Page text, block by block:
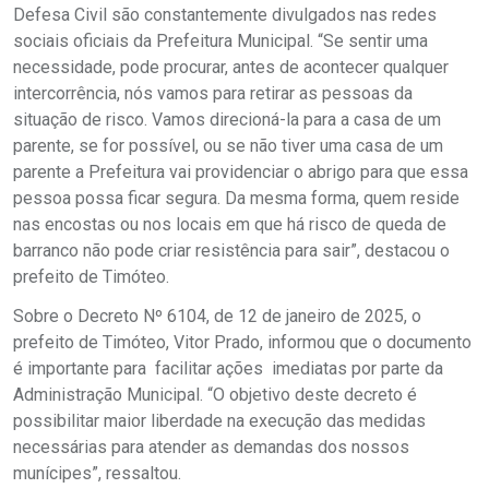
Defesa Civil são constantemente divulgados nas redes
sociais oficiais da Prefeitura Municipal. “Se sentir uma
necessidade, pode procurar, antes de acontecer qualquer
intercorrência, nós vamos para retirar as pessoas da
situação de risco. Vamos direcioná-la para a casa de um
parente, se for possível, ou se não tiver uma casa de um
parente a Prefeitura vai providenciar o abrigo para que essa
pessoa possa ficar segura. Da mesma forma, quem reside
nas encostas ou nos locais em que há risco de queda de
barranco não pode criar resistência para sair”, destacou o
prefeito de Timóteo.
Sobre o Decreto Nº 6104, de 12 de janeiro de 2025, o
prefeito de Timóteo, Vitor Prado, informou que o documento
é importante para facilitar ações imediatas por parte da
Administração Municipal. “O objetivo deste decreto é
possibilitar maior liberdade na execução das medidas
necessárias para atender as demandas dos nossos
munícipes”, ressaltou.